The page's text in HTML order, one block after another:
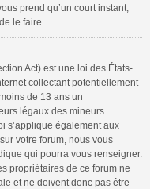
prend qu’un court instant,
le faire.
Act) est une loi des États-
collectant potentiellement
de 13 ans un
légaux des mineurs
s’applique également aux
votre forum, nous vous
qui pourra vous renseigner.
propriétaires de ce forum ne
et ne doivent donc pas être